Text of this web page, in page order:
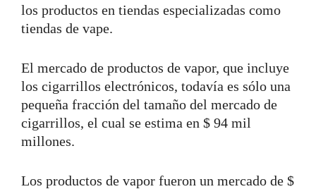
los productos en tiendas especializadas como
tiendas de vape.
El mercado de productos de vapor, que incluye
los cigarrillos electrónicos, todavía es sólo una
pequeña fracción del tamaño del mercado de
cigarrillos, el cual se estima en $ 94 mil
millones.
Los productos de vapor fueron un mercado de $